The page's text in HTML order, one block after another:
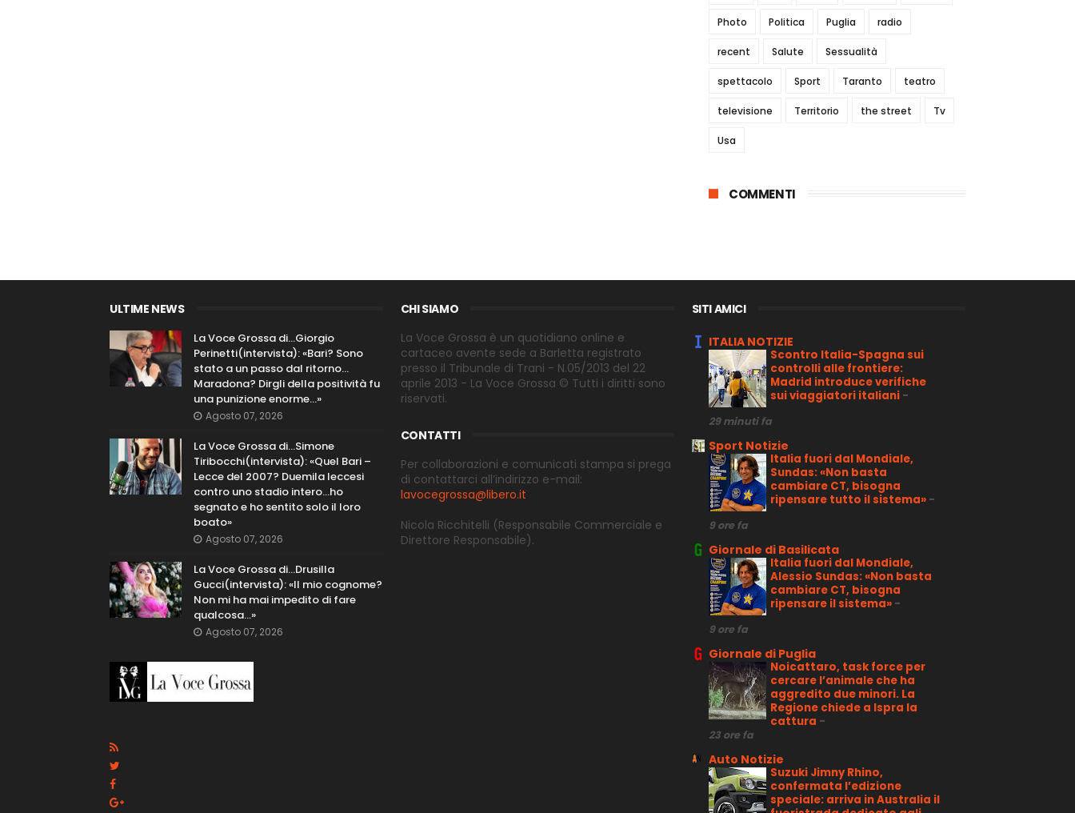
Photo Politica Puglia radio
recent Salute Sessualità
spettacolo Sport Taranto teatro
televisione Territorio the street Tv
Usa
COMMENTI
ULTIME NEWS
La Voce Grossa di…Giorgio
Perinetti(intervista): «Bari? Sono
stato a un passo dal ritorno...
Maradona? Dirgli della positività fu
una punizione enorme…»
Agosto 07, 2026
La Voce Grossa di…Simone
Tiribocchi(intervista): «Quel Bari –
Lecce del 2007? Duemila leccesi
contro uno stadio intero...ho
segnato e ho sentito solo il loro
boato»
Agosto 07, 2026
La Voce Grossa di…Drusilla
Gucci(intervista): «Il mio cognome?
Non mi ha mai impedito di fare
qualcosa…»
Agosto 07, 2026
CHI SIAMO
La Voce Grossa è un quotidiano online e
cartaceo avente sede a Barletta registrato
presso il Tribunale di Trani - N.05/2013 del 22
aprile 2013 - La Voce Grossa © Tutti i diritti sono
riservati.
CONTATTI
Per collaborazioni e comunicati stampa si prega
di contattarci all’indirizzo e-mail:
lavocegrossa@libero.it
Nicola Ricchitelli (Responsabile Commerciale e
Direttore Responsabile).
SITI AMICI
ITALIA NOTIZIE
Scontro Italia-Spagna sui
controlli alle frontiere:
Madrid introduce verifiche
sui viaggiatori italiani -
29 minuti fa
Sport Notizie
Italia fuori dal Mondiale,
Sundas: «Non basta
cambiare CT, bisogna
ripensare tutto il sistema» -
9 ore fa
Giornale di Basilicata
Italia fuori dal Mondiale,
Alessio Sundas: «Non basta
cambiare CT, bisogna
ripensare il sistema» -
9 ore fa
Giornale di Puglia
Noicattaro, task force per
cercare l’animale che ha
aggredito due minori. La
Regione chiede a Ispra la
cattura -
23 ore fa
Auto Notizie
Suzuki Jimny Rhino,
confermata l’edizione
speciale: arriva in Australia il